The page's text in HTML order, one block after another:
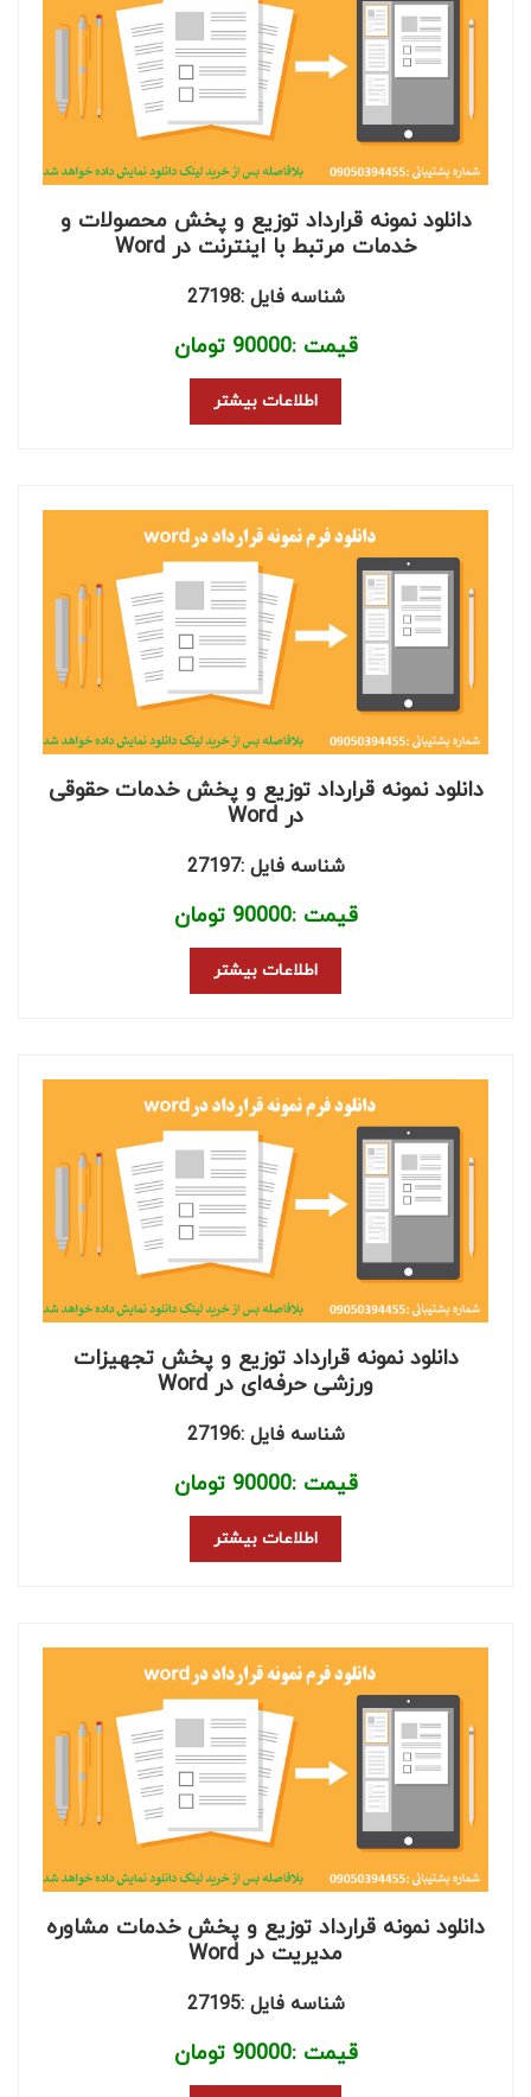
دانلود نمونه قرارداد توزیع و پخش محصولات و
خدمات مرتبط با اینترنت در Word
شناسه فایل :27198
قیمت :90000 تومان
اطلاعات بیشتر
دانلود نمونه قرارداد توزیع و پخش خدمات حقوقی
در Word
شناسه فایل :27197
قیمت :90000 تومان
اطلاعات بیشتر
دانلود نمونه قرارداد توزیع و پخش تجهیزات
ورزشی حرفه‌ای در Word
شناسه فایل :27196
قیمت :90000 تومان
اطلاعات بیشتر
دانلود نمونه قرارداد توزیع و پخش خدمات مشاوره
مدیریت در Word
شناسه فایل :27195
قیمت :90000 تومان